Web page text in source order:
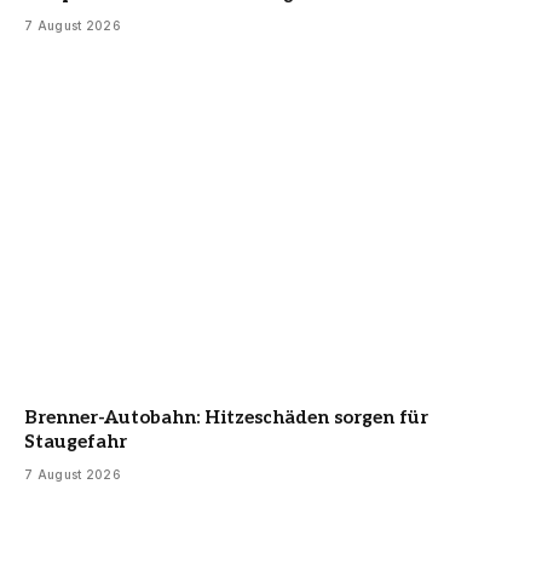
7 August 2026
Brenner-Autobahn: Hitzeschäden sorgen für
Staugefahr
7 August 2026